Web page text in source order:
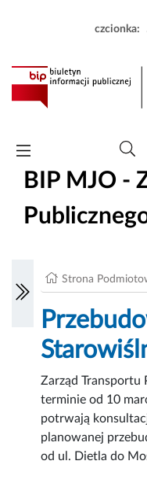
czcionka:
BIP MJO -
Strona
Zarząd Transportu
terminie od 10
potrwają
planowanej
od ul. Dietla do